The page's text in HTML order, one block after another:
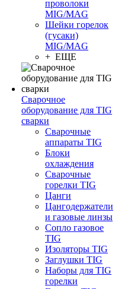
проволоки
MIG/MAG
Шейки горелок
(гусаки)
MIG/MAG
+ ЕЩЕ
Сварочное
оборудование для TIG
сварки
Сварочные
аппараты TIG
Блоки
охлаждения
Сварочные
горелки TIG
Цанги
Цангодержатели
и газовые линзы
Сопло газовое
TIG
Изоляторы TIG
Заглушки TIG
Наборы для TIG
горелки